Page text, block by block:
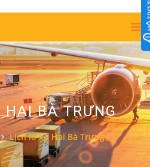
HAI BÀ TRƯNG
Lịch lò xo Hai Bà Trưng